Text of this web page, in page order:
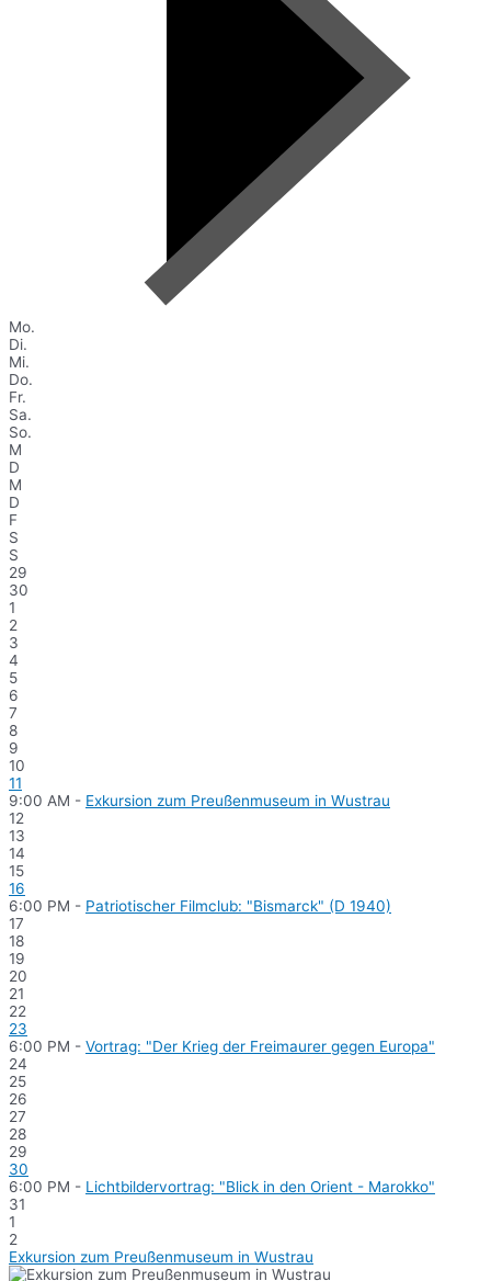
Mo.
Di.
Mi.
Do.
Fr.
Sa.
So.
M
D
M
D
F
S
S
29
30
1
2
3
4
5
6
7
8
9
10
11
9:00 AM - Exkursion zum Preußenmuseum in Wustrau
12
13
14
15
16
6:00 PM - Patriotischer Filmclub: "Bismarck" (D 1940)
17
18
19
20
21
22
23
6:00 PM - Vortrag: "Der Krieg der Freimaurer gegen Europa"
24
25
26
27
28
29
30
6:00 PM - Lichtbildervortrag: "Blick in den Orient - Marokko"
31
1
2
Exkursion zum Preußenmuseum in Wustrau